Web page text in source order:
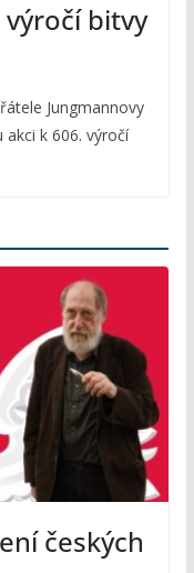
bitvy
Jungmannovy
k 606. výročí
českých